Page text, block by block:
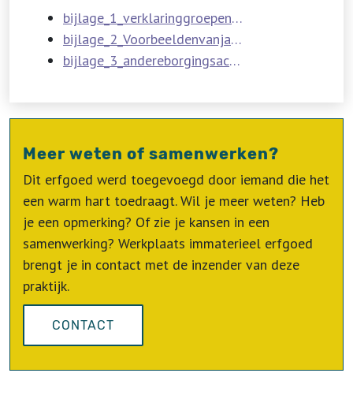
bijlage_1_verklaringgroepenenBJF.pdf
bijlage_2_Voorbeeldenvanjachthoornmuziek.pdf
bijlage_3_andereborgingsactiesvoordemuziekkunstvanhetjachthoornblazen.pdf
Meer weten of samenwerken?
Dit erfgoed werd toegevoegd door iemand die het
een warm hart toedraagt. Wil je meer weten? Heb
je een opmerking? Of zie je kansen in een
samenwerking? Werkplaats immaterieel erfgoed
brengt je in contact met de inzender van deze
praktijk.
CONTACT